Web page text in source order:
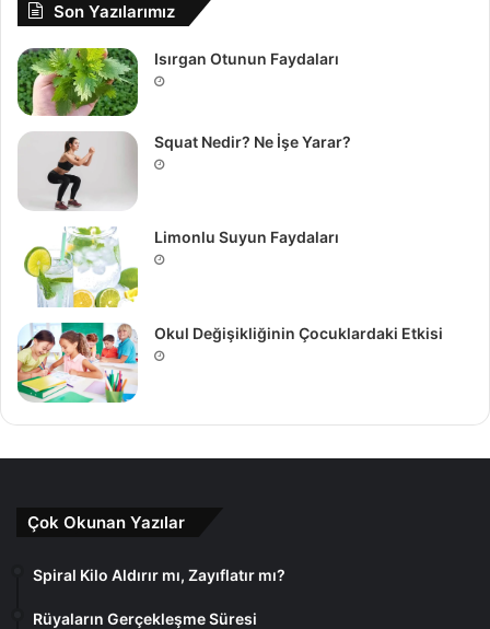
Son Yazılarımız
Isırgan Otunun Faydaları
Squat Nedir? Ne İşe Yarar?
Limonlu Suyun Faydaları
Okul Değişikliğinin Çocuklardaki Etkisi
Çok Okunan Yazılar
Spiral Kilo Aldırır mı, Zayıflatır mı?
Rüyaların Gerçekleşme Süresi